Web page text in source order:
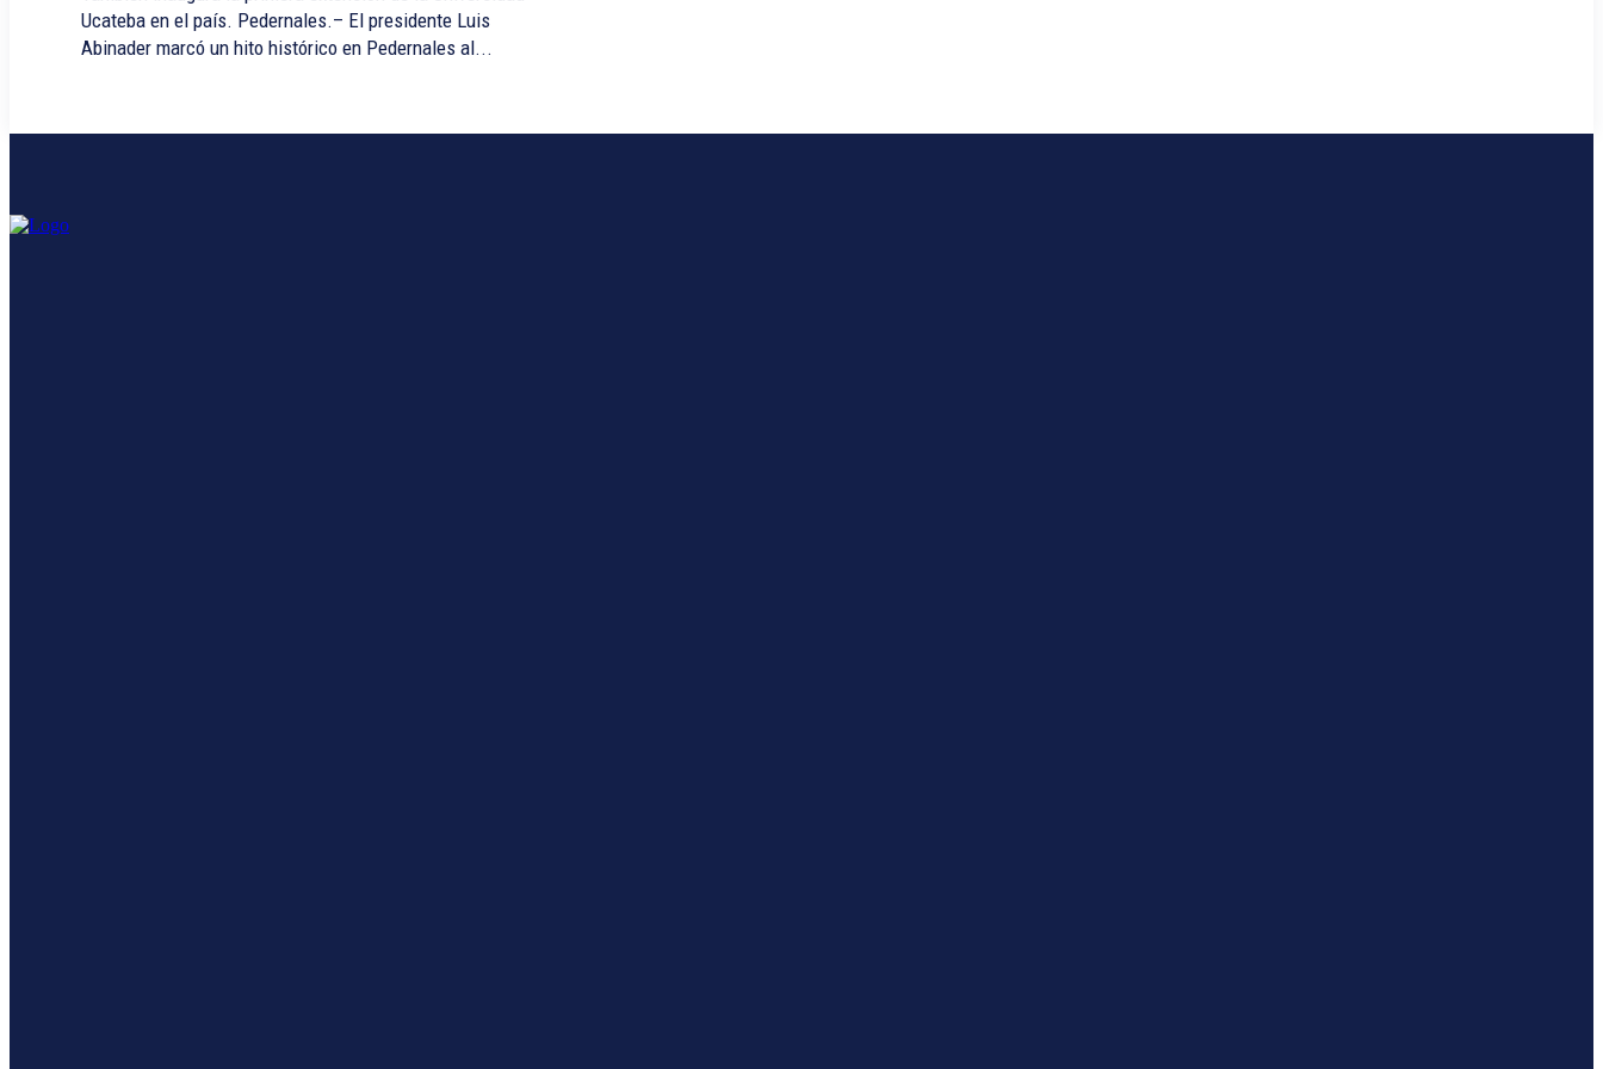
Ucateba en el país. Pedernales.– El presidente Luis
Abinader marcó un hito histórico en Pedernales al...